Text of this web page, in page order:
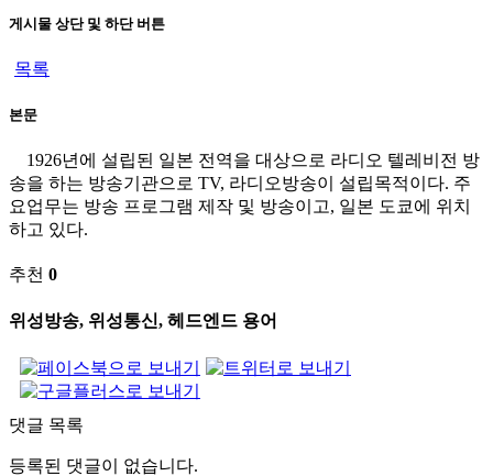
게시물 상단 및 하단 버튼
목록
본문
1926년에 설립된 일본 전역을 대상으로 라디오 텔레비전 방
송을 하는 방송기관으로 TV, 라디오방송이 설립목적이다. 주
요업무는 방송 프로그램 제작 및 방송이고, 일본 도쿄에 위치
하고 있다.
추천 0
위성방송, 위성통신, 헤드엔드 용어
댓글 목록
등록된 댓글이 없습니다.